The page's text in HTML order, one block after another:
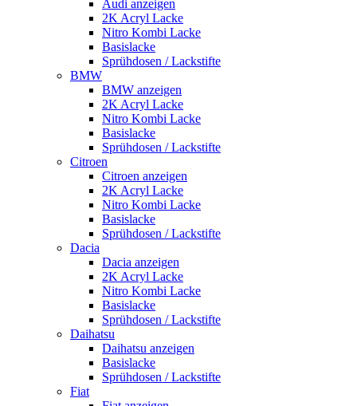
Audi anzeigen
2K Acryl Lacke
Nitro Kombi Lacke
Basislacke
Sprühdosen / Lackstifte
BMW
BMW anzeigen
2K Acryl Lacke
Nitro Kombi Lacke
Basislacke
Sprühdosen / Lackstifte
Citroen
Citroen anzeigen
2K Acryl Lacke
Nitro Kombi Lacke
Basislacke
Sprühdosen / Lackstifte
Dacia
Dacia anzeigen
2K Acryl Lacke
Nitro Kombi Lacke
Basislacke
Sprühdosen / Lackstifte
Daihatsu
Daihatsu anzeigen
Basislacke
Sprühdosen / Lackstifte
Fiat